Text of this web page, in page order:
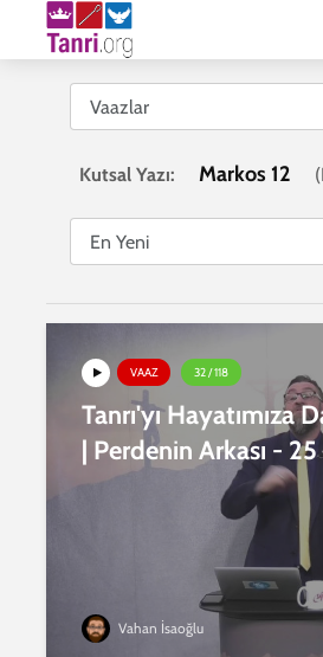
Kutsal Yazı: Markos 12 (
VAAZ 32 / 118
Tanrı'yı Hayatımıza
| Perdenin Arkası -
Vahan İsaoğlu